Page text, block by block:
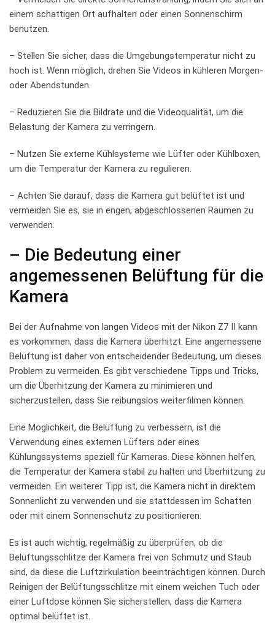
einem schattigen Ort aufhalten oder ⁢einen Sonnenschirm‍
benutzen.
– ​Stellen Sie ‌sicher, dass die Umgebungstemperatur nicht ​zu
hoch ist. Wenn möglich, drehen Sie Videos in kühleren Morgen-
⁤oder Abendstunden.
– Reduzieren Sie ‍die Bildrate und ⁢die ‌Videoqualität, um die
Belastung ‌der Kamera zu verringern.
– Nutzen⁢ Sie externe Kühlsysteme wie⁤ Lüfter‌ oder ⁢Kühlboxen,‌
um die ⁣Temperatur der Kamera zu regulieren.
– Achten Sie ‍darauf, ⁤dass die Kamera⁣ gut belüftet ist ⁤und
vermeiden Sie es, sie in engen, abgeschlossenen Räumen zu
verwenden.
– Die‌ Bedeutung einer
angemessenen ⁤Belüftung ⁢für die
Kamera
Bei der Aufnahme von langen Videos⁢ mit der Nikon⁣ Z7 II kann‌
es vorkommen, dass die Kamera überhitzt. Eine ⁢angemessene⁤
Belüftung ist daher⁤ von entscheidender⁢ Bedeutung,‍ um dieses
Problem ​zu vermeiden. Es gibt ⁤verschiedene Tipps und Tricks,
um die Überhitzung der Kamera zu ⁢minimieren und
sicherzustellen, ‌dass Sie reibungslos ​weiterfilmen können.
Eine Möglichkeit,‍ die Belüftung zu verbessern, ist die
Verwendung ​eines externen Lüfters oder⁢ eines ​
Kühlungssystems speziell für​ Kameras. Diese können ‌helfen,
die Temperatur der Kamera stabil ⁢zu halten und Überhitzung zu
vermeiden.⁣ Ein weiterer Tipp ‌ist, die Kamera nicht in direktem
Sonnenlicht‍ zu ⁣verwenden und sie stattdessen ​im Schatten‌
oder mit ⁤einem Sonnenschutz⁤ zu positionieren.
Es ist auch wichtig,‍ regelmäßig zu überprüfen, ob die
Belüftungsschlitze⁣ der⁣ Kamera frei von Schmutz und Staub
sind, da diese⁤ die ​Luftzirkulation beeinträchtigen können. Durch​
Reinigen der Belüftungsschlitze mit ⁣einem weichen Tuch oder
⁤einer Luftdose können Sie ‍sicherstellen, dass die Kamera
optimal belüftet ‍ist.